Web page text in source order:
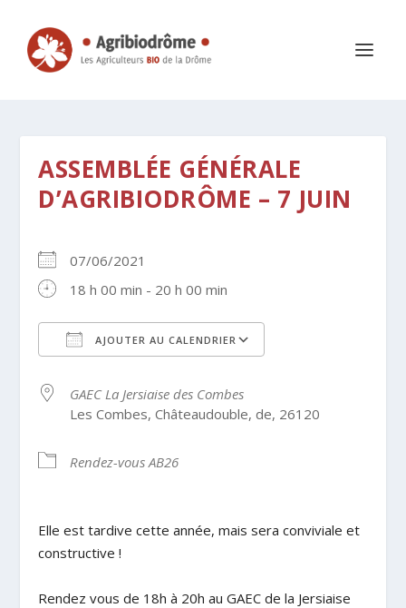
ASSEMBLÉE GÉNÉRALE
D’AGRIBIODRÔME – 7 JUIN
07/06/2021
18 h 00 min - 20 h 00 min
AJOUTER AU CALENDRIER
GAEC La Jersiaise des Combes
Les Combes, Châteaudouble, de, 26120
Rendez-vous AB26
Elle est tardive cette année, mais sera conviviale et
constructive !
Rendez vous de 18h à 20h au GAEC de la Jersiaise